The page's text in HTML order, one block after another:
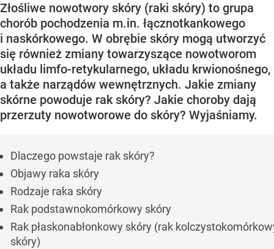
Złośliwe nowotwory skóry (raki skóry) to grupa
chorób pochodzenia m.in. łącznotkankowego
i naskórkowego. W obrębie skóry mogą utworzyć
się również zmiany towarzyszące nowotworom
układu limfo-retykularnego, układu krwionośnego,
a także narządów wewnętrznych. Jakie zmiany
skórne powoduje rak skóry? Jakie choroby dają
przerzuty nowotworowe do skóry? Wyjaśniamy.
Dlaczego powstaje rak skóry?
Objawy raka skóry
Rodzaje raka skóry
Rak podstawnokomórkowy skóry
Rak płaskonabłonkowy skóry (rak
skóry)